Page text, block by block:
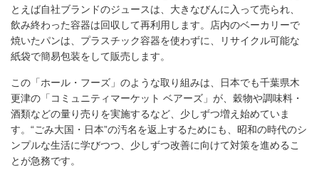
とえば自社ブランドのジュースは、大きなびんに入って売られ、
飲み終わった容器は回収して再利用します。店内のベーカリーで
焼いたパンは、プラスチック容器を使わずに、リサイクル可能な
紙袋で簡易包装をして販売します。
この「ホール・フーズ」のような取り組みは、日本でも千葉県木
更津の「コミュニティマーケット ベアーズ」が、穀物や調味料・
酒類などの量り売りを実施するなど、少しずつ増え始めていま
す。“ごみ大国・日本”の汚名を返上するためにも、昭和の時代のシ
ンプルな生活に学びつつ、少しずつ改善に向けて対策を進めるこ
とが急務です。